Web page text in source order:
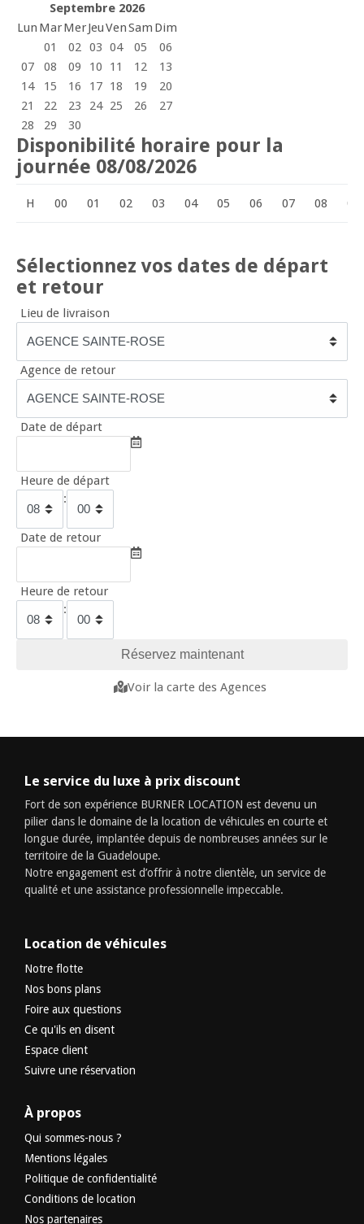
Septembre 2026
Lun MarMerJeuVenSam Dim
01
02 03 04 05
06
07
08 09 10 11 12
13
14
15 16 17 18 19
20
21
22 23 24 25 26
27
28
29 30
Disponibilité horaire pour la
journée 08/08/2026
H 00 01 02 03 04 05 06 07 08 09
Sélectionnez vos dates de départ
et retour
Lieu de livraison
Agence de retour
Date de départ
Heure de départ
:
Date de retour
Heure de retour
:
Voir la carte des Agences
Le service du luxe à prix discount
Fort de son expérience BURNER LOCATION est devenu un
pilier dans le domaine de la location de véhicules en courte et
longue durée, implantée depuis de nombreuses années sur le
territoire de la Guadeloupe.
Notre engagement est d’offrir à notre clientèle, un service de
qualité et une assistance professionnelle impeccable.
Location de véhicules
Notre flotte
Nos bons plans
Foire aux questions
Ce qu'ils en disent
Espace client
Suivre une réservation
À propos
Qui sommes-nous ?
Mentions légales
Politique de confidentialité
Conditions de location
Nos partenaires